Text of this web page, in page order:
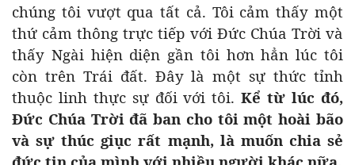
chúng tôi vượt qua tất cả. Tôi cảm thấy một
thứ cảm thông trực tiếp với Đức Chúa Trời và
thấy Ngài hiện diện gần tôi hơn hẳn lúc tôi
còn trên Trái đất. Đây là một sự thức tỉnh
thuộc linh thực sự đối với tôi.Kể từ lúc đó,
Đức Chúa Trời đã ban cho tôi một hoài bão
và sự thúc giục rất mạnh, là muốn chia sẻ